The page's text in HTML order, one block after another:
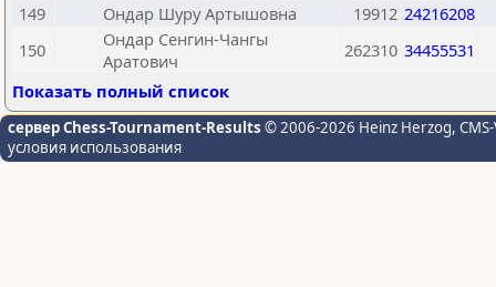
149
Ондар Шуру Артышовна 19912 24216208
150
Ондар Сенгин-Чангы
Аратович
262310 34455531
Показать полный список
сервер Chess-Tournament-Results © 2006-2026 Heinz Herzog,
условия использования